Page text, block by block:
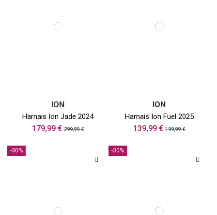
ION
Harnais Ion Jade 2024
179,99 €299,99 €
ION
Harnais Ion Fuel 2025
139,99 €199,99 €
-30% -30%